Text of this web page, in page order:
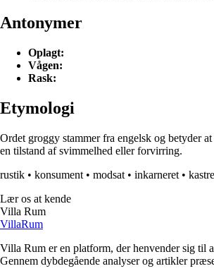
Antonymer
Oplagt:
Vågen:
Rask:
Etymologi
Ordet groggy stammer fra engelsk og betyder
en tilstand af svimmelhed eller forvirring.
rustik • konsument • modsat • inkarneret •
Lær os at kende
Villa Rum
VillaRum
Villa Rum er en platform, der henvender sig til
Gennem dybdegående analyser og artikler